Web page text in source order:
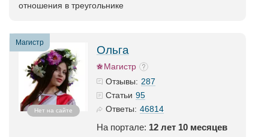
отношения в треугольнике
Магистр
Нет на сайте
Ольга
Магистр
Отзывы: 287
Статьи 95
Ответы: 46814
На портале: 12 лет 10 месяцев